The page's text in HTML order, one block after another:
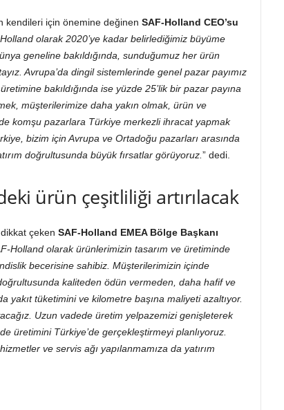
kendileri için önemine değinen SAF-Holland CEO’su
olarak 2020’ye kadar belirlediğimiz büyüme
geneline bakıldığında, sunduğumuz her ürün
Avrupa’da dingil sistemlerinde genel pazar payımız
bakıldığında ise yüzde 25’lik bir pazar payına
müşterilerimize daha yakın olmak, ürün ve
komşu pazarlara Türkiye merkezli ihracat yapmak
bizim için Avrupa ve Ortadoğu pazarları arasında
doğrultusunda büyük fırsatlar görüyoruz. ” dedi.
ürün çeşitliliği artırılacak
çeken SAF-Holland EMEA Bölge Başkanı
Holland olarak ürünlerimizin tasarım ve üretiminde
becerisine sahibiz. Müşterilerimizin içinde
kaliteden ödün vermeden, daha hafif ve
yakıt tüketimini ve kilometre başına maliyeti azaltıyor.
Uzun vadede üretim yelpazemizi genişleterek
üretimini Türkiye’de gerçekleştirmeyi planlıyoruz.
ve servis ağı yapılanmamıza da yatırım